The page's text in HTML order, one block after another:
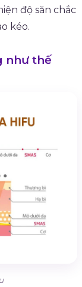
độ săn chắc
kéo.
như thế